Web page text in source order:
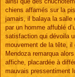
chiens affamés sur la
jamais, il balaya la salle
par un homme affublé
satisfaction qui dévoila
mouvement de la tête, il
Mendoza remarqua
affiche, placardée à
mauvais pressentiment